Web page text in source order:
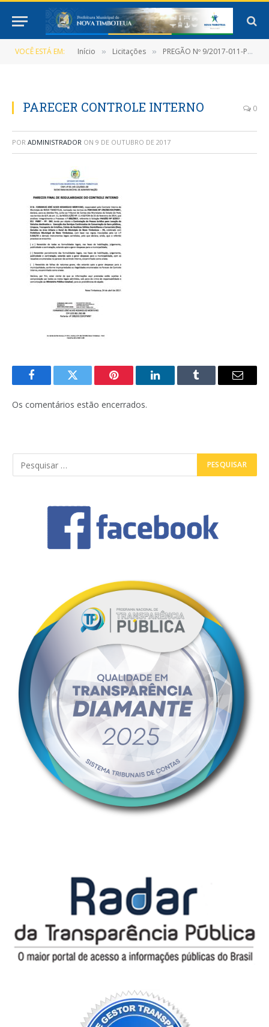
VOCÊ ESTÁ EM: Início » Licitações » PREGÃO Nº 9/2017-011-PMNT-PP-SRP
PARECER CONTROLE INTERNO 0
POR ADMINISTRADOR ON 9 DE OUTUBRO DE 2017
FacebookTwitter Pinterest LinkedInTumblr
E-
Os comentários estão encerrados.